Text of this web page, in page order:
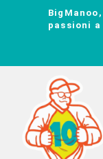
passioni